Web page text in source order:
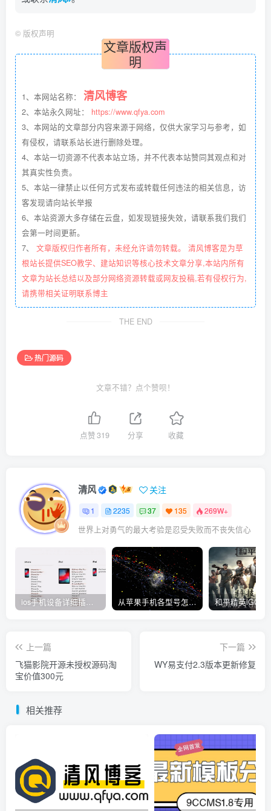
© 版权声明
文章版权声
明
1、本网站名称： 清风博客
2、本站永久网址： https://www.qfya.com
3、本网站的文章部分内容来源于网络，仅供大家学习与参考，如
有侵权，请联系站长进行删除处理。
4、本站一切资源不代表本站立场，并不代表本站赞同其观点和对
其真实性负责。
5、本站一律禁止以任何方式发布或转载任何违法的相关信息，访
客发现请向站长举报
6、本站资源大多存储在云盘，如发现链接失效，请联系我们我们
会第一时间更新。
7、 文章版权归作者所有，未经允许请勿转载。 清风博客是为草
根站长提供SEO教学、建站知识等核心技术文章分享,本站内所有
文章为站长总结以及部分网络资源转载或网友投稿,若有侵权行为,
请携带相关证明联系博主
THE END
热门源码
文章不错？点个赞呗！
点赞319 分享 收藏
清风 关注
1 2235 37 135 269W+
世界上对勇气的最大考验是忍受失败而不丧失信心
从苹果手机各型号怎么越狱到怎么开科技完整教程
上一篇
飞猫影院开源未授权源码淘
宝价值300元
下一篇
WY易支付2.3版本更新修复
相关推荐